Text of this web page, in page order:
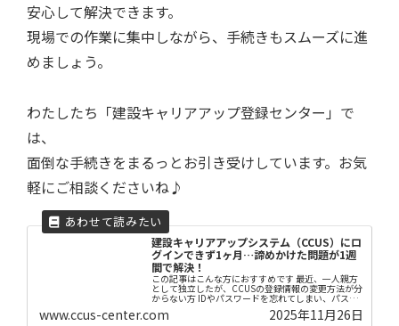
安心して解決できます。
現場での作業に集中しながら、手続きもスムーズに進
めましょう。
わたしたち「建設キャリアアップ登録センター」で
は、
面倒な手続きをまるっとお引き受けしています。お気
軽にご相談くださいね♪
建設キャリアアップシステム（CCUS）にロ
グインできず1ヶ月…諦めかけた問題が1週
間で解決！
この記事はこんな方におすすめです 最近、一人親方
として独立したが、CCUSの登録情報の変更方法が分
からない方 IDやパスワードを忘れてしまい、パスワ
ード再発行の手続きでエラーが出て困っている方
CCUSの公式サイトに問い合わせをしたが、なか...
www.ccus-center.com 2025年11月26日